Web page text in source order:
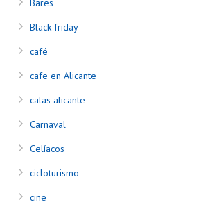
Bares
Black friday
café
cafe en Alicante
calas alicante
Carnaval
Celíacos
cicloturismo
cine